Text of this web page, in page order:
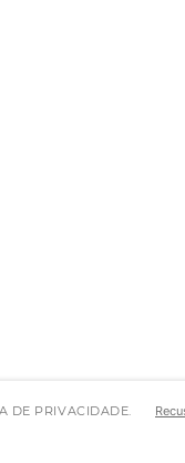
PRIVACIDADE.